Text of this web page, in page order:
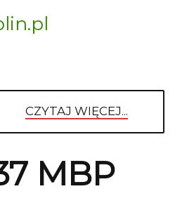
CZYTAJ WIĘCEJ...
MBP